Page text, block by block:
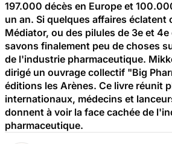
197.000 décès en Europe et
un an. Si quelques affaires éclatent
Médiator, ou des pilules de 3e et
savons finalement peu de choses
de l'industrie pharmaceutique.
dirigé un ouvrage collectif "Big
éditions les Arènes. Ce livre réunit
internationaux, médecins et
donnent à voir la face cachée de
pharmaceutique.